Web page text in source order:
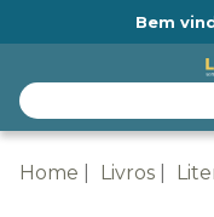
Bem
Home Livros